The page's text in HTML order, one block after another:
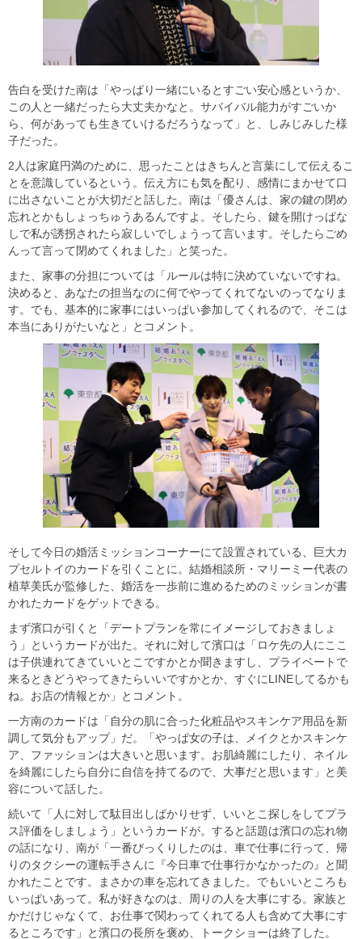
告白を受けた南は「やっぱり一緒にいるとすごい安心感というか、
この人と一緒だったら大丈夫かなと。サバイバル能力がすごいか
ら、何があっても生きていけるだろうなって」と、しみじみした様
子だった。
2人は家庭円満のために、思ったことはきちんと言葉にして伝えるこ
とを意識しているという。伝え方にも気を配り、感情にまかせて口
に出さないことが大切だと話した。南は「優さんは、家の鍵の閉め
忘れとかもしょっちゅうあるんですよ。そしたら、鍵を開けっぱな
しで私が誘拐されたら寂しいでしょうって言います。そしたらごめ
んって言って閉めてくれました」と笑った。
また、家事の分担については「ルールは特に決めていないですね。
決めると、あなたの担当なのに何でやってくれてないのってなりま
す。でも、基本的に家事にはいっぱい参加してくれるので、そこは
本当にありがたいなと」とコメント。
そして今日の婚活ミッションコーナーにて設置されている、巨大カ
プセルトイのカードを引くことに。結婚相談所・マリーミー代表の
植草美氏が監修した、婚活を一歩前に進めるためのミッションが書
かれたカードをゲットできる。
まず濱口が引くと「デートプランを常にイメージしておきましょ
う」というカードが出た。それに対して濱口は「ロケ先の人にここ
は子供連れてきていいとこですかとか聞きますし、プライベートで
来るときどうやってきたらいいですかとか、すぐにLINEしてるかも
ね。お店の情報とか」とコメント。
一方南のカードは「自分の肌に合った化粧品やスキンケア用品を新
調して気分もアップ」だ。「やっぱ女の子は、メイクとかスキンケ
ア、ファッションは大きいと思います。お肌綺麗にしたり、ネイル
を綺麗にしたら自分に自信を持てるので、大事だと思います」と美
容について話した。
続いて「人に対して駄目出しばかりせず、いいとこ探しをしてプラ
ス評価をしましょう」というカードが。すると話題は濱口の忘れ物
の話になり、南が「一番びっくりしたのは、車で仕事に行って、帰
りのタクシーの運転手さんに『今日車で仕事行かなかったの』と聞
かれたことです。まさかの車を忘れてきました。でもいいところも
いっぱいあって。私が好きなのは、周りの人を大事にする。家族と
かだけじゃなくて、お仕事で関わってくれてる人も含めて大事にす
るところです」と濱口の長所を褒め、トークショーは終了した。